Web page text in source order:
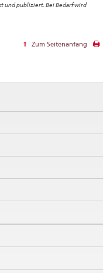
und publiziert. Bei Bedarf wird
Zum Seitenanfang